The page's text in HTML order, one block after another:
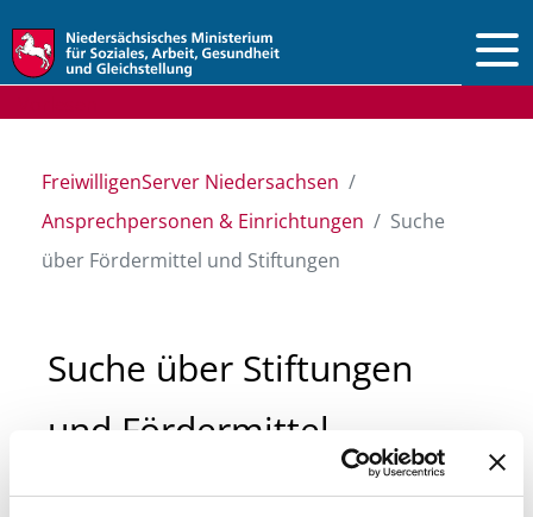
FreiwilligenServer Niedersachsen
Ansprechpersonen & Einrichtungen
Suche
über Fördermittel und Stiftungen
Suche über Stiftungen
und Fördermittel
Sie suchen finanzielle Unterstützung für ein